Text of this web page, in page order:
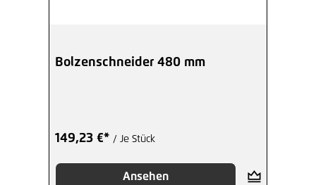
Bolzenschneider 480 mm
149,23 €* / Je Stück
Ansehen